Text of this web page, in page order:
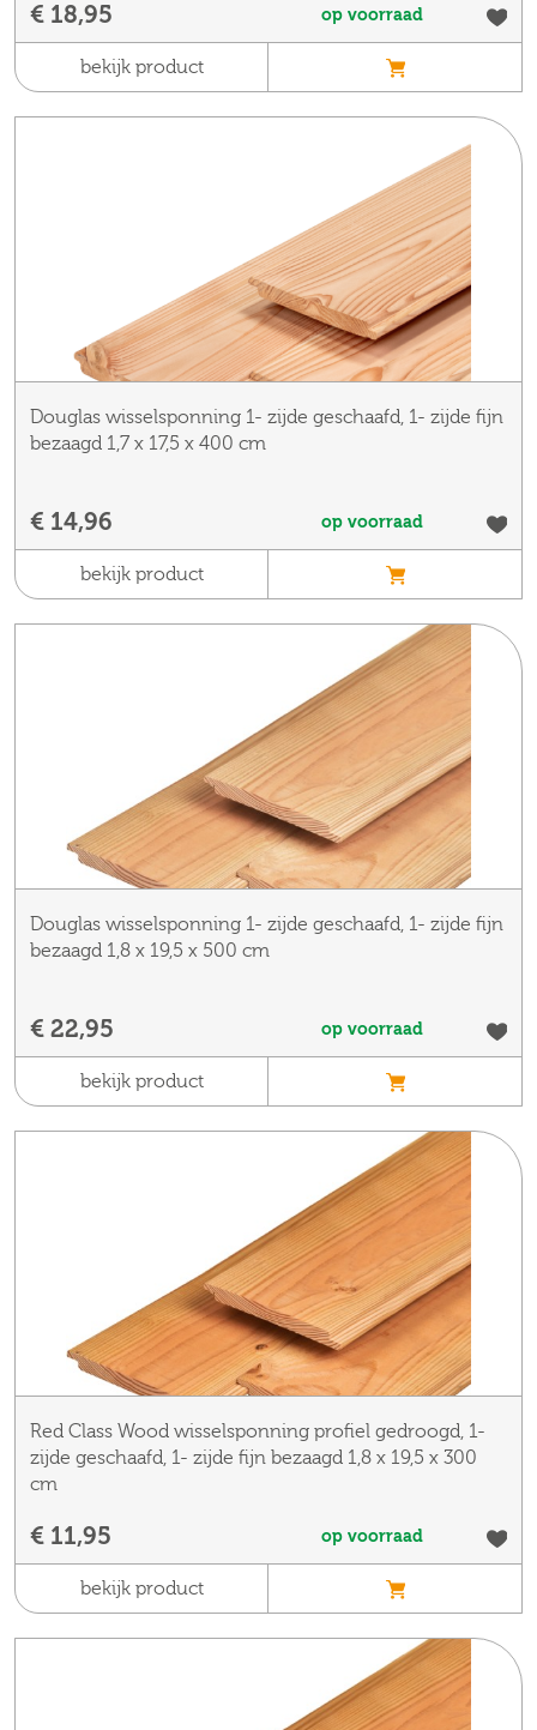
€ 18,95 op voorraad
bekijk product
Douglas wisselsponning 1- zijde geschaafd, 1- zijde fijn
bezaagd 1,7 x 17,5 x 400 cm
€ 14,96 op voorraad
bekijk product
Douglas wisselsponning 1- zijde geschaafd, 1- zijde fijn
bezaagd 1,8 x 19,5 x 500 cm
€ 22,95 op voorraad
bekijk product
Red Class Wood wisselsponning profiel gedroogd, 1-
zijde geschaafd, 1- zijde fijn bezaagd 1,8 x 19,5 x 300
cm
€ 11,95 op voorraad
bekijk product